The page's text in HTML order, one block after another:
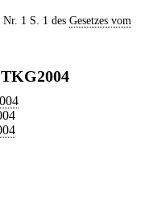
1 S. 1 des Gesetzes vom